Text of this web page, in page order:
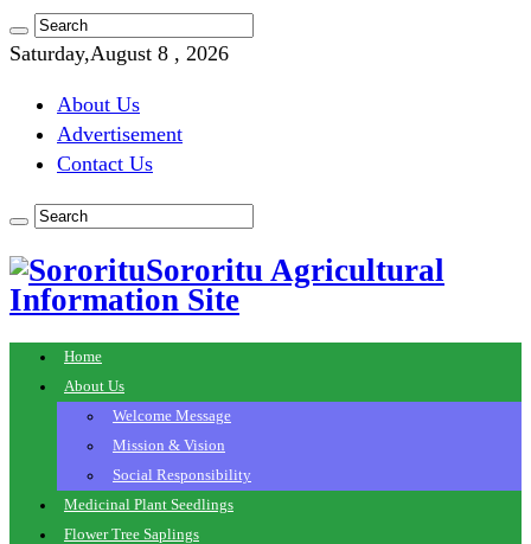
Saturday,August 8 , 2026
About Us
Advertisement
Contact Us
Sororitu Agricultural
Information Site
Home
About Us
Welcome Message
Mission & Vision
Social Responsibility
Medicinal Plant Seedlings
Flower Tree Saplings